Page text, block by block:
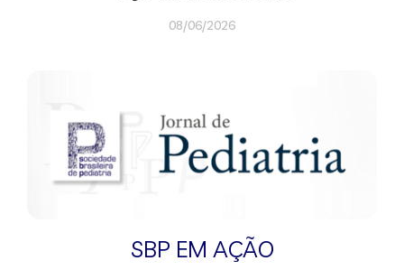
08/06/2026
SBP EM AÇÃO